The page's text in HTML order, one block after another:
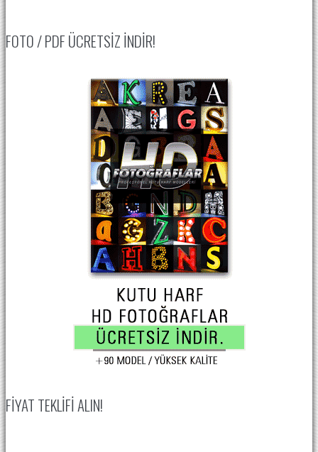
FOTO / PDF ÜCRETSIZ İNDIR!
FIYAT TEKLIFI ALIN!